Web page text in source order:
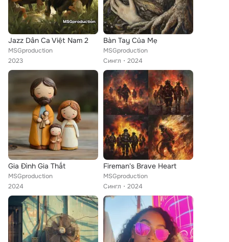
Jazz Dân Ca Việt Nam 2
MSGproduction
2023
Bàn Tay Của Mẹ
MSGproduction
Сингл
2024
Gia Đình Gia Thất
MSGproduction
2024
Fireman's Brave Heart
MSGproduction
Сингл
2024